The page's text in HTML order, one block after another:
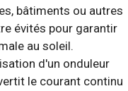
bâtiments ou autres
évités pour garantir
au soleil.
d'un onduleur
le courant continu